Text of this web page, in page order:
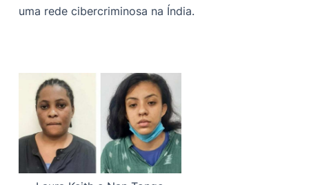
uma rede cibercriminosa na Índia.